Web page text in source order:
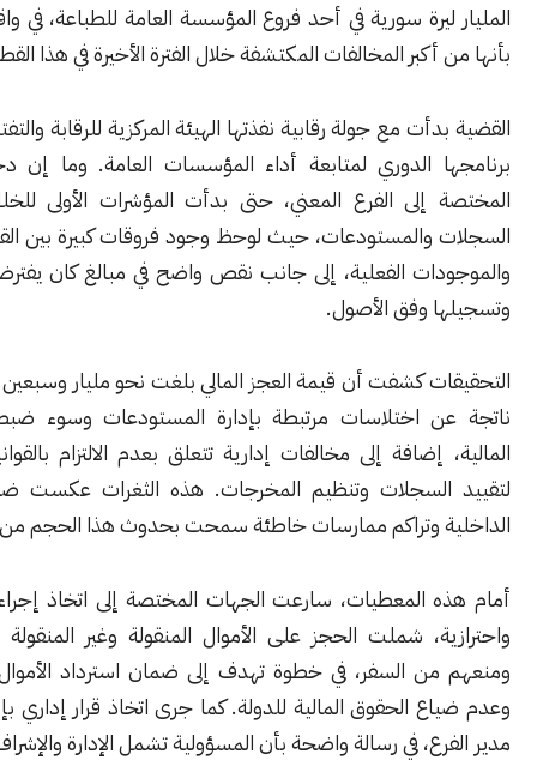
ليرة سورية في أحد فروع المؤسسة العامة للطباعة، في واقعة وُصفت
أكبر المخالفات المكتشفة خلال الفترة الأخيرة في هذا القطاع.
مع جولة رقابية نفذتها الهيئة المركزية للرقابة والتفتيش، ضمن
الدوري لمتابعة أداء المؤسسات العامة. وما إن دخلت الفرق
إلى الفرع المعني، حتى بدأت المؤشرات الأولى للخلل تظهر في
والمستودعات، حيث لوحظ وجود فروقات كبيرة بين القيم الدفترية
الفعلية، إلى جانب نقص واضح في مبالغ كان يفترض تحصيلها
وفق الأصول.
كشفت أن قيمة العجز المالي بلغت نحو مليار وسبعين مليون ليرة،
اختلاسات مرتبطة بإدارة المستودعات وسوء ضبط العمليات
إضافة إلى مخالفات إدارية تتعلق بعدم الالتزام بالقوانين الناظمة
السجلات وتنظيم المخرجات. هذه الثغرات عكست ضعف الرقابة
وتراكم ممارسات خاطئة سمحت بحدوث هذا الحجم من الهدر.
المعطيات، سارعت الجهات المختصة إلى اتخاذ إجراءات قانونية
شملت الحجز على الأموال المنقولة وغير المنقولة للمتورطين،
السفر، في خطوة تهدف إلى ضمان استرداد الأموال المختلسة
الحقوق المالية للدولة. كما جرى اتخاذ قرار إداري بإنهاء تكليف
في رسالة واضحة بأن المسؤولية تشمل الإدارة والإشراف ولا تتوقف